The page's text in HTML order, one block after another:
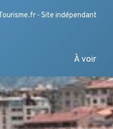
- Site indépendant
À voir